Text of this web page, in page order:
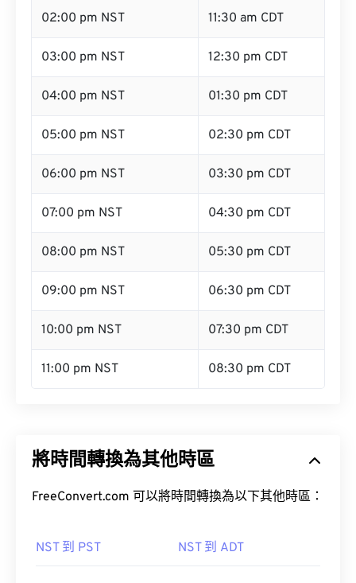
02:00 pm NST 11:30 am CDT
03:00 pm NST 12:30 pm CDT
04:00 pm NST 01:30 pm CDT
05:00 pm NST 02:30 pm CDT
06:00 pm NST 03:30 pm CDT
07:00 pm NST 04:30 pm CDT
08:00 pm NST 05:30 pm CDT
09:00 pm NST 06:30 pm CDT
10:00 pm NST 07:30 pm CDT
11:00 pm NST 08:30 pm CDT
將時間轉換為其他時區
FreeConvert.com 可以將時間轉換為以下其他時區：
NST 到 PST NST 到 ADT